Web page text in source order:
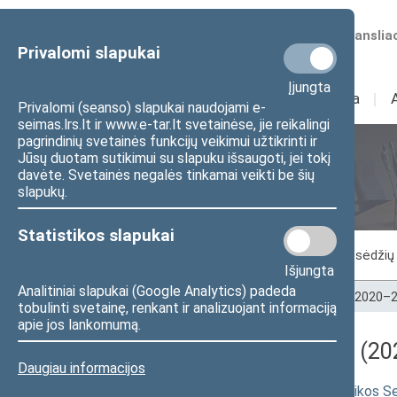
Privalomi slapukai
Įjungta
Privalomi (seanso) slapukai naudojami e-
seimas.lrs.lt ir www.e-tar.lt svetainėse, jie reikalingi
pagrindinių svetainės funkcijų veikimui užtikrinti ir
Jūsų duotam sutikimui su slapuku išsaugoti, jei tokį
davėte. Svetainės negalės tinkamai veikti be šių
slapukų.
Statistikos slapukai
Išjungta
Analitiniai slapukai (Google Analytics) padeda
tobulinti svetainę, renkant ir analizuojant informaciją
apie jos lankomumą.
Daugiau informacijos
Numatomos
Sudėtis Veikla I
Seimo posėdžiai
Posėdžiai
Pradžia>Seimo posėdžiai>Kadencijos
Darbotvarkės klausimas
Seimo nutarimo „Dėl Lietuvos Respublikos